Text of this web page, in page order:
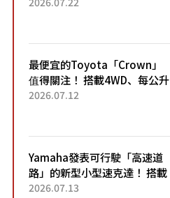
最便宜的Toyota「Crown」
值得關注！ 搭載4WD、每公升
22.4公里低油耗表現超亮眼！
2026.07.12
Yamaha發表可行駛「高速道
路」的新型小型速克達！ 搭載
能享受超強勁「渦輪感」的動
2026.07.13